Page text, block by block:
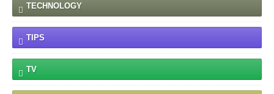
TECHNOLOGY
TIPS
TV